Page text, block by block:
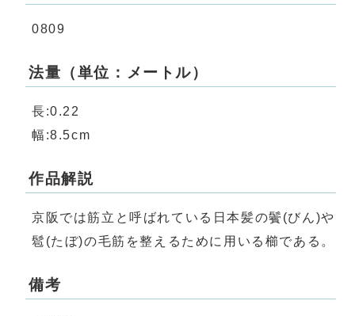
0809
法量（単位：メートル）
長:0.22
幅:8.5cm
作品解説
京阪では筋立と呼ばれている日本髪の鬢(びん)や
髱(たぼ)の毛筋を整えるために用いる櫛である。
備考